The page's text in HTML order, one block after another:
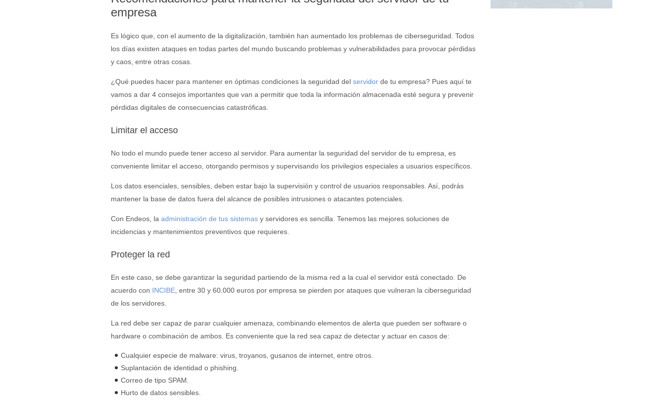
empresa
Es lógico que, con el aumento de la digitalización, también han aumentado los problemas de ciberseguridad. Todos
los días existen ataques en todas partes del mundo buscando problemas y vulnerabilidades para provocar pérdidas
y caos, entre otras cosas.
¿Qué puedes hacer para mantener en óptimas condiciones la seguridad del servidorde tu empresa? Pues aquí te
vamos a dar 4 consejos importantes que van a permitir que toda la información almacenada esté segura y prevenir
pérdidas digitales de consecuencias catastróficas.
Limitar el acceso
No todo el mundo puede tener acceso al servidor. Para aumentar la seguridad del servidor de tu empresa, es
conveniente limitar el acceso, otorgando permisos y supervisando los privilegios especiales a usuarios específicos.
Los datos esenciales, sensibles, deben estar bajo la supervisión y control de usuarios responsables. Así, podrás
mantener la base de datos fuera del alcance de posibles intrusiones o atacantes potenciales.
Con Endeos, la administración de tus sistemasy servidores es sencilla. Tenemos las mejores soluciones de
incidencias y mantenimientos preventivos que requieres.
Proteger la red
En este caso, se debe garantizar la seguridad partiendo de la misma red a la cual el servidor está conectado. De
acuerdo con INCIBE, entre 30 y 60.000 euros por empresa se pierden por ataques que vulneran la ciberseguridad
de los servidores.
La red debe ser capaz de parar cualquier amenaza, combinando elementos de alerta que pueden ser software o
hardware o combinación de ambos. Es conveniente que la red sea capaz de detectar y actuar en casos de:
Cualquier especie de malware: virus, troyanos, gusanos de internet, entre otros.
Suplantación de identidad o phishing.
Correo de tipo SPAM.
Hurto de datos sensibles.